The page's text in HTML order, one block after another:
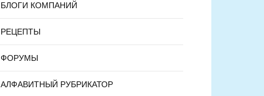
БЛОГИ КОМПАНИЙ
РЕЦЕПТЫ
ФОРУМЫ
АЛФАВИТНЫЙ РУБРИКАТОР